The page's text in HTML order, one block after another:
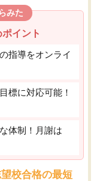
みた
イント
指導をオンライ
標に対応可能！
体制！月謝は
校合格の最短